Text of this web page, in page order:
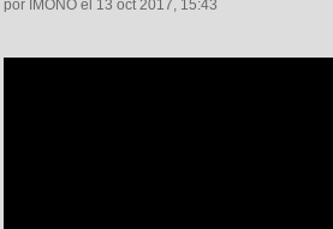
por IMONO el 13 oct 2017, 15:43